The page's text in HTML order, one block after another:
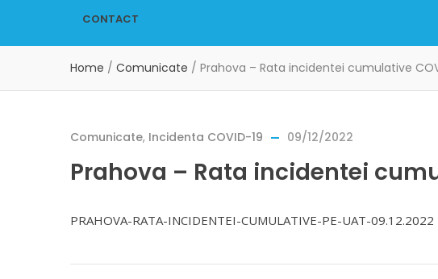
CONTACT
Home / Comunicate / Prahova – Rata incidentei cumulative
Comunicate, Incidenta COVID-19 09/12/2022
Prahova – Rata incidentei
PRAHOVA-RATA-INCIDENTEI-CUMULATIVE-PE-UAT-09.12.2022